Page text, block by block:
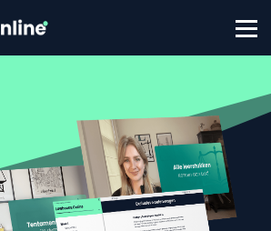
FAQ
Contact